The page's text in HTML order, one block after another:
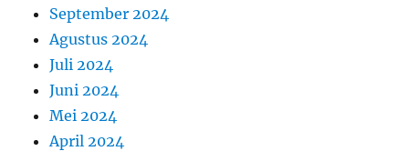
September 2024
Agustus 2024
Juli 2024
Juni 2024
Mei 2024
April 2024